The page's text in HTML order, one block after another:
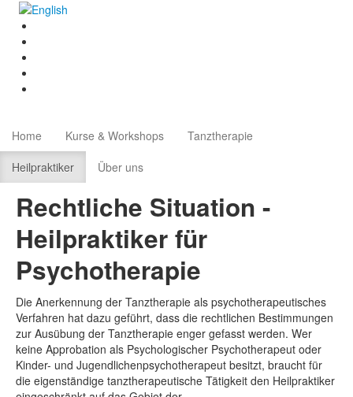
Home Kurse & Workshops
Tanztherapie
Heilpraktiker
Über uns
Rechtliche Situation -
Heilpraktiker für
Psychotherapie
Die Anerkennung der Tanztherapie als psychotherapeutisches
Verfahren hat dazu geführt, dass die rechtlichen Bestimmungen
zur Ausübung der Tanztherapie enger gefasst werden. Wer
keine Approbation als Psychologischer Psychotherapeut oder
Kinder- und Jugendlichenpsychotherapeut besitzt, braucht für
die eigenständige tanztherapeutische Tätigkeit den Heilpraktiker